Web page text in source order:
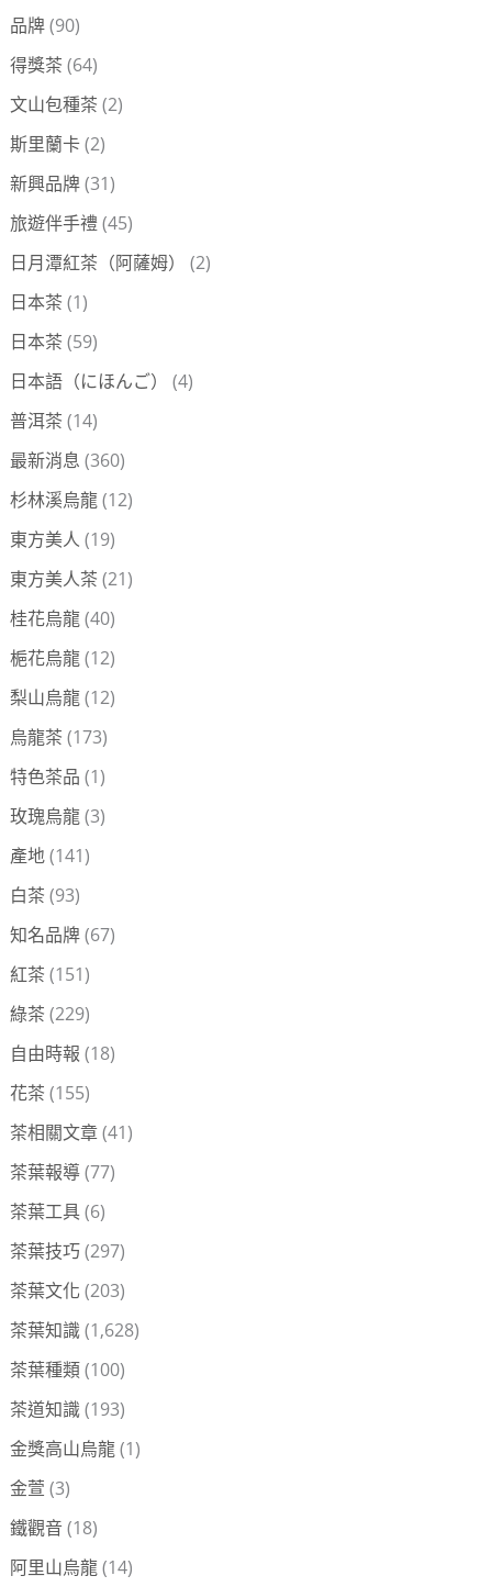
品牌(90)
得獎茶 (64)
文山包種茶 (2)
斯里蘭卡(2)
新興品牌(31)
旅遊伴手禮(45)
日月潭紅茶（阿薩姆）
(2)
日本茶 (1)
日本茶 (59)
日本語（にほんご）
(4)
普洱茶 (14)
最新消息 (360)
杉林溪烏龍(12)
東方美人 (19)
東方美人茶 (21)
桂花烏龍(40)
梔花烏龍(12)
梨山烏龍(12)
烏龍茶 (173)
特色茶品 (1)
玫瑰烏龍(3)
產地(141)
白茶 (93)
知名品牌(67)
紅茶 (151)
綠茶 (229)
自由時報 (18)
花茶 (155)
茶相關文章(41)
茶葉報導(77)
茶葉工具(6)
茶葉技巧(297)
茶葉文化 (203)
茶葉知識(1,628)
茶葉種類(100)
茶道知識(193)
金獎高山烏龍(1)
金萱 (3)
鐵觀音 (18)
阿里山烏龍(14)